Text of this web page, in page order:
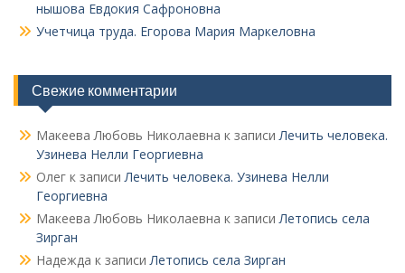
нышова Евдокия Сафроновна
Учетчица труда. Его­рова Мария Маркеловна
Свежие комментарии
Макеева Любовь Николаевна к записиЛечить человека.
Узинева Нелли Георгиевна
Олег к записиЛечить человека. Узинева Нелли
Георгиевна
Макеева Любовь Николаевна к записиЛетопись села
Зирган
Надежда к записиЛетопись села Зирган